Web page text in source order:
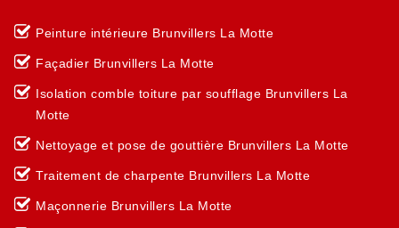
Peinture intérieure Brunvillers La Motte
Façadier Brunvillers La Motte
Isolation comble toiture par soufflage Brunvillers La
Motte
Nettoyage et pose de gouttière Brunvillers La Motte
Traitement de charpente Brunvillers La Motte
Maçonnerie Brunvillers La Motte